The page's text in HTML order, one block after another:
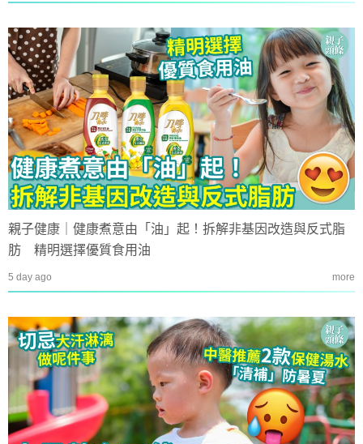
親子健康｜健康煮意由「油」起！拆解非基因改造與反式脂
肪 精明選擇優質食用油
5 day ago more